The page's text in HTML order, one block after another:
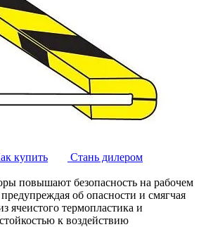
купить Стань дилером
повышают безопасность на рабочем
об опасности и смягчая
ячеистого термопластика и
к воздействию